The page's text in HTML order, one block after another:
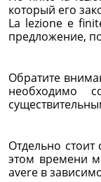
который его
La lezione e
предложение,
Обратите
необходимо
Отдельно стоит
этом времени
avere в